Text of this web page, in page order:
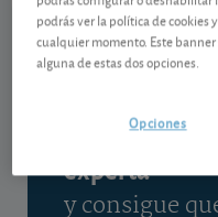
Gestiona tu
experta
y consigue
podrás ver la política de
cualquier momento. Este
alguna de estas dos opciones.
Opciones